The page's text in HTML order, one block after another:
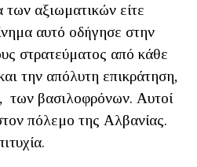
αξιωματικών είτε
αυτό οδήγησε στην
στρατεύματος από κάθε
την απόλυτη επικράτηση,
των βασιλοφρόνων. Αυτοί
πόλεμο της Αλβανίας.